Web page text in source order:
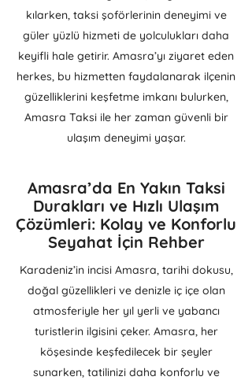
kılarken, taksi şoförlerinin deneyimi ve
güler yüzlü hizmeti de yolculukları daha
keyifli hale getirir. Amasra’yı ziyaret eden
herkes, bu hizmetten faydalanarak ilçenin
güzelliklerini keşfetme imkanı bulurken,
Amasra Taksi ile her zaman güvenli bir
ulaşım deneyimi yaşar.
Amasra’da En Yakın Taksi
Durakları ve Hızlı Ulaşım
Çözümleri: Kolay ve Konforlu
Seyahat İçin Rehber
Karadeniz’in incisi Amasra, tarihi dokusu,
doğal güzellikleri ve denizle iç içe olan
atmosferiyle her yıl yerli ve yabancı
turistlerin ilgisini çeker. Amasra, her
köşesinde keşfedilecek bir şeyler
sunarken, tatilinizi daha konforlu ve